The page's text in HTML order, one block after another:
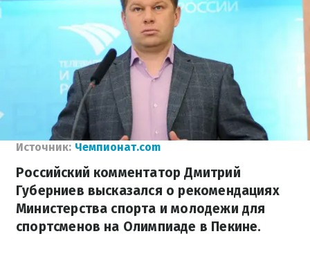
Источник: Чемпионат.com
Российский комментатор Дмитрий
Губерниев высказался о рекомендациях
Министерства спорта и молодежи для
спортсменов на Олимпиаде в Пекине.